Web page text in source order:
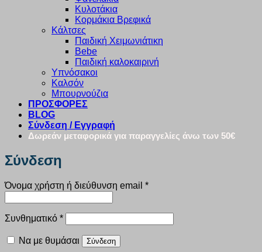
Κυλοτάκια
Κορμάκια Βρεφικά
Κάλτσες
Παιδική Χειμωνιάτικη
Bebe
Παιδική καλοκαιρινή
Υπνόσακοι
Καλσόν
Μπουρνούζια
ΠΡΟΣΦΟΡΕΣ
BLOG
Σύνδεση / Εγγραφή
Δωρεάν μεταφορικά για παραγγελίες άνω των 50€
Σύνδεση
Όνομα χρήστη ή διεύθυνση email *Απαιτείται
Συνθηματικό *Απαιτείται
Να με θυμάσαι Σύνδεση